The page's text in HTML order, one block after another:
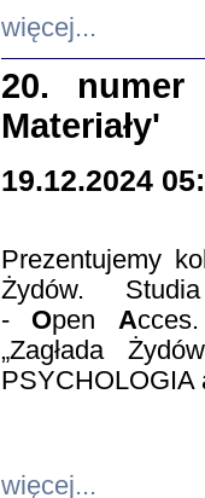
więcej...
20. numer
Materiały'
19.12.2024
Prezentujemy
Żydów.
- Open A
„Zagłada
PSYCHOLOGIA
więcej...